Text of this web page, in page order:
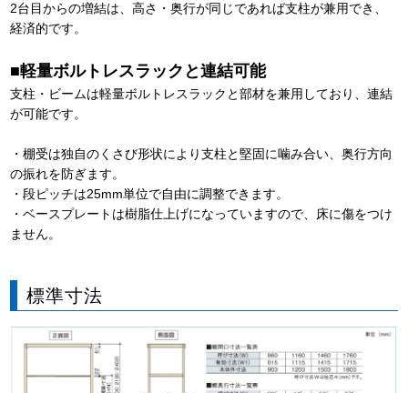
2台目からの増結は、高さ・奥行が同じであれば支柱が兼用でき、
経済的です。
■軽量ボルトレスラックと連結可能
支柱・ビームは軽量ボルトレスラックと部材を兼用しており、連結
が可能です。
・棚受は独自のくさび形状により支柱と堅固に噛み合い、奥行方向
の振れを防ぎます。
・段ピッチは25mm単位で自由に調整できます。
・ベースプレートは樹脂仕上げになっていますので、床に傷をつけ
ません。
標準寸法